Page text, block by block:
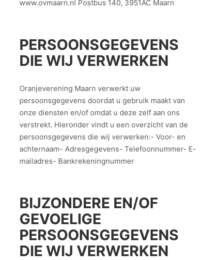
www.ovmaarn.nl Postbus 140, 3951AC Maarn
PERSOONSGEGEVENS
DIE WIJ VERWERKEN
Oranjeverening Maarn verwerkt uw
persoonsgegevens doordat u gebruik maakt van
onze diensten en/of omdat u deze zelf aan ons
verstrekt. Hieronder vindt u een overzicht van de
persoonsgegevens die wij verwerken:- Voor- en
achternaam- Adresgegevens- Telefoonnummer- E-
mailadres- Bankrekeningnummer
BIJZONDERE EN/OF
GEVOELIGE
PERSOONSGEGEVENS
DIE WIJ VERWERKEN